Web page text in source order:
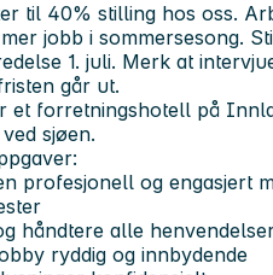
til 40% stilling hos oss.
jobb i sommersesong.
1. juli. Merk at
går ut.
et forretningshotell på
sjøen.
profesjonell og engasjert
håndtere alle
ryddig og innbydende